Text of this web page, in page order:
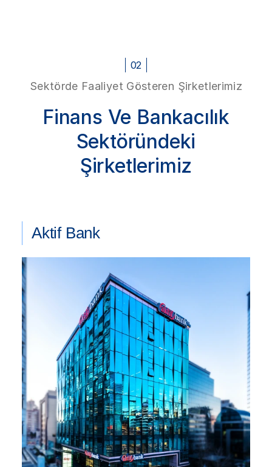
02
Sektörde Faaliyet Gösteren Şirketlerimiz
Finans Ve Bankacılık
Sektöründeki
Şirketlerimiz
Aktif Bank